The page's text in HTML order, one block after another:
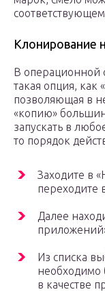
Клонирование
В операционной
такая опция,
позволяющая в
«копию»
запускать в
то порядок
Заходите в
переходите
Далее
Из списка
необходимо
в качестве